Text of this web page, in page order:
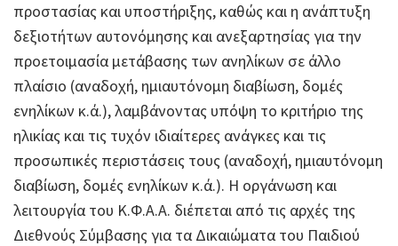
προστασίας και υποστήριξης, καθώς και η ανάπτυξη
δεξιοτήτων αυτονόμησης και ανεξαρτησίας για την
προετοιμασία μετάβασης των ανηλίκων σε άλλο
πλαίσιο (αναδοχή, ημιαυτόνομη διαβίωση, δομές
ενηλίκων κ.ά.), λαμβάνοντας υπόψη το κριτήριο της
ηλικίας και τις τυχόν ιδιαίτερες ανάγκες και τις
προσωπικές περιστάσεις τους (αναδοχή, ημιαυτόνομη
διαβίωση, δομές ενηλίκων κ.ά.). Η οργάνωση και
λειτουργία του Κ.Φ.Α.Α. διέπεται από τις αρχές της
Διεθνούς Σύμβασης για τα Δικαιώματα του Παιδιού